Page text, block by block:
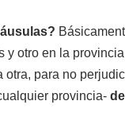
y otro en la
otra, para no
provincia-